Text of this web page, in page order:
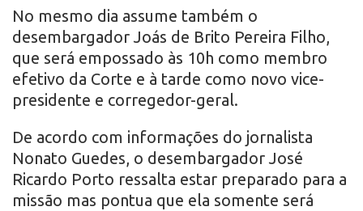
No mesmo dia assume também o
desembargador Joás de Brito Pereira Filho,
que será empossado às 10h como membro
efetivo da Corte e à tarde como novo vice-
presidente e corregedor-geral.
De acordo com informações do jornalista
Nonato Guedes, o desembargador José
Ricardo Porto ressalta estar preparado para a
missão mas pontua que ela somente será